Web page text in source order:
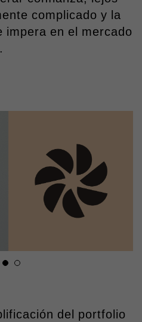
complicado y la
impera en el mercado
del portfolio